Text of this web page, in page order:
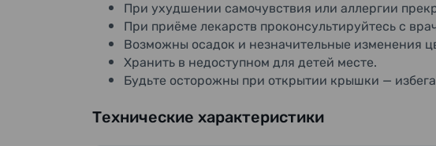
При ухудшении самочувствия или аллергии
При приёме лекарств проконсультируйтесь с
Возможны осадок и незначительные изменения
Хранить в недоступном для детей месте.
Будьте осторожны при открытии крышки —
Технические характеристики